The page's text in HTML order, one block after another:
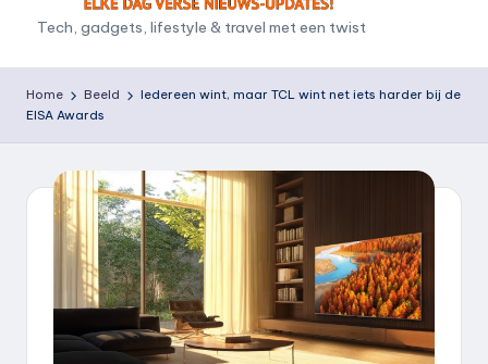
D
r
a
a
Tech, gadgets, lifestyle & travel met een twist
Home Beeld
Iedereen wint, maar TCL wint net iets harder bij de
EISA Awards